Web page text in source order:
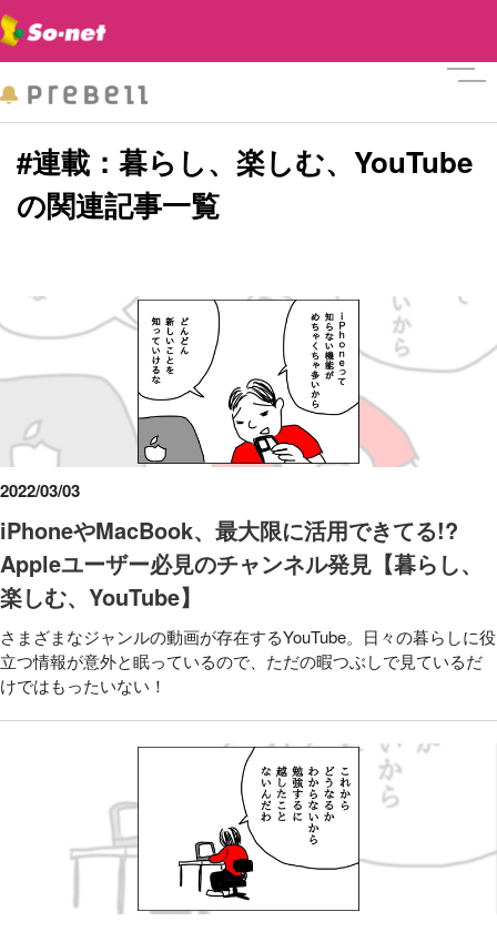
#連載：暮らし、楽しむ、YouTube
の関連記事一覧
iPhoneやMacBook、最大限に活用できてる!?
Appleユーザー必見のチャンネル発見【暮らし、
楽しむ、YouTube】
2022/03/03
さまざまなジャンルの動画が存在するYouTube。日々の暮らしに役
立つ情報が意外と眠っているので、ただの暇つぶしで見ているだ
けではもったいない！